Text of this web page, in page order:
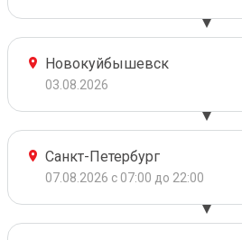
Новокуйбышевск
03.08.2026
Санкт-Петербург
07.08.2026 с 07:00 до 22:00